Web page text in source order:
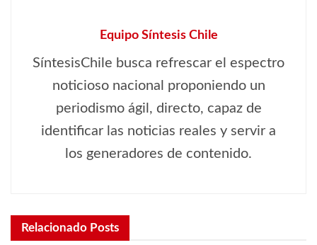
Equipo Síntesis Chile
SíntesisChile busca refrescar el espectro
noticioso nacional proponiendo un
periodismo ágil, directo, capaz de
identificar las noticias reales y servir a
los generadores de contenido.
Relacionado Posts